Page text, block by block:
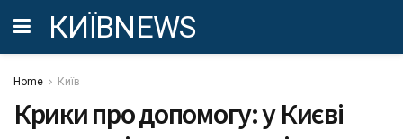
КИЇВNEWS
Home Київ
Крики про допомогу: у Києві